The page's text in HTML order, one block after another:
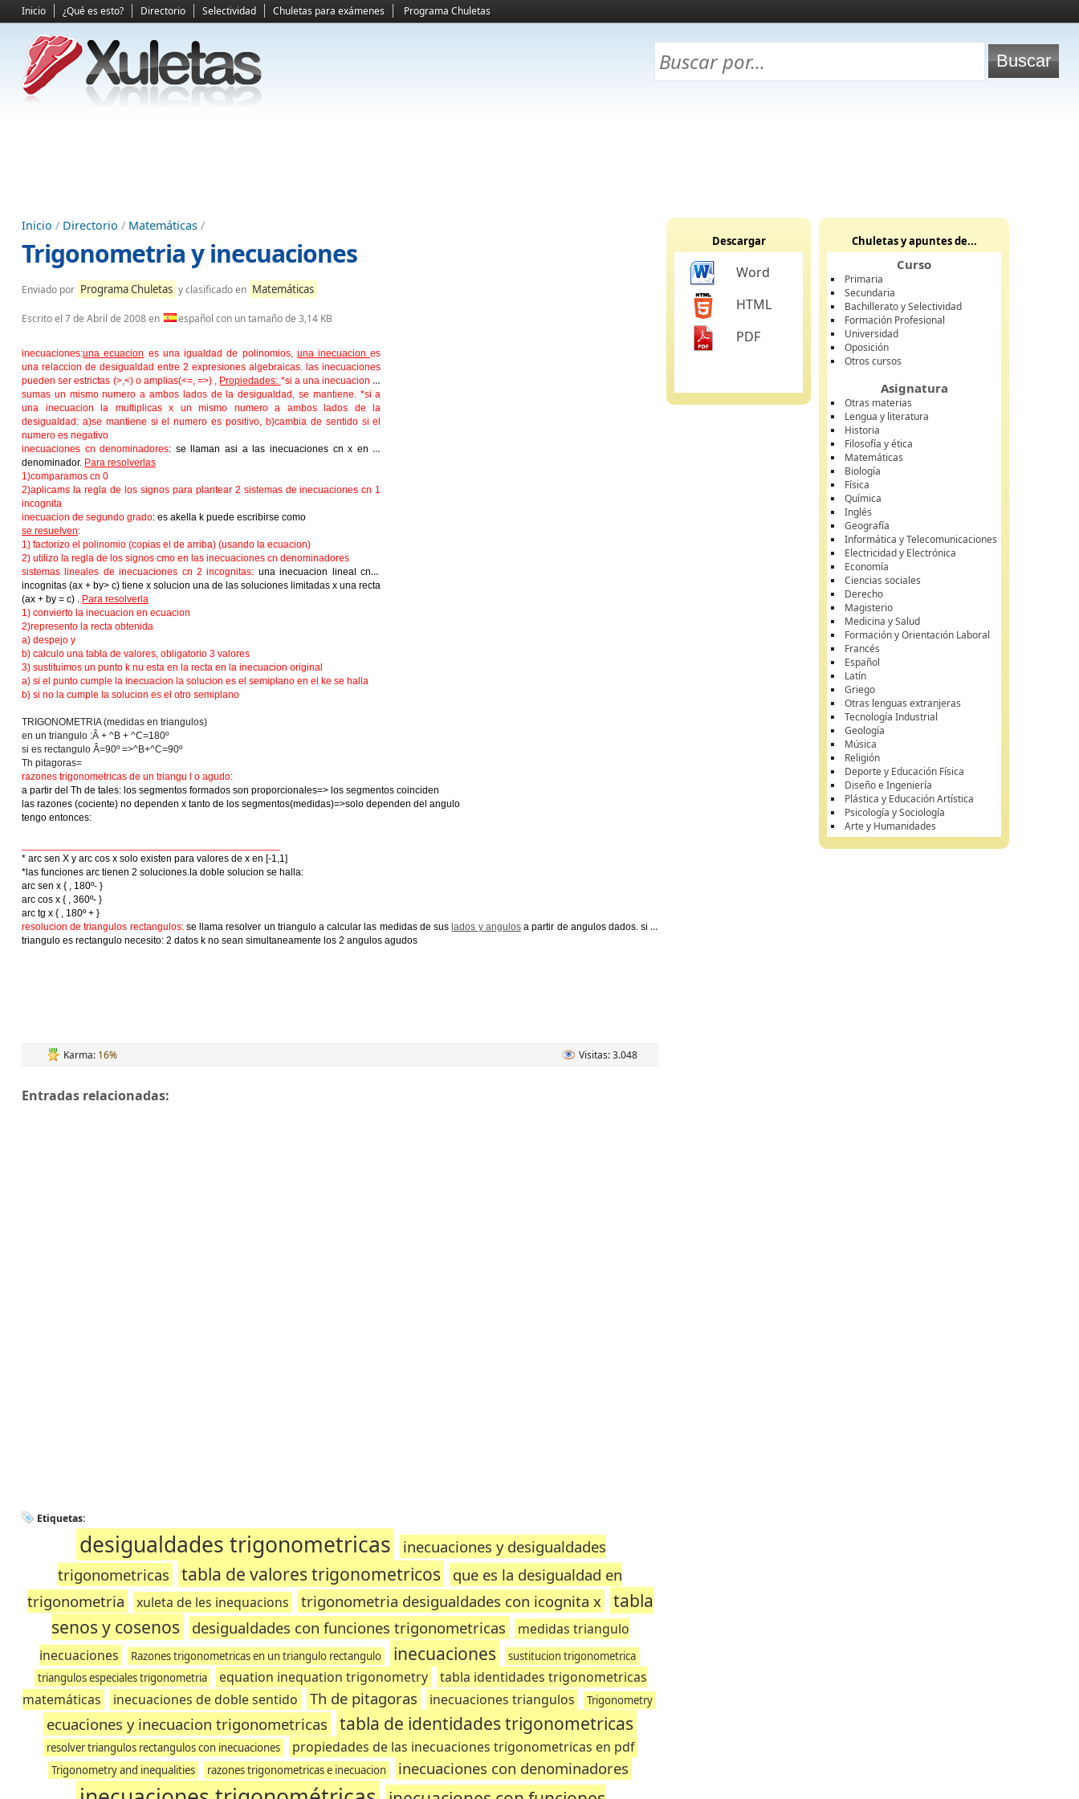
Inicio ¿Qué es esto? Directorio Selectividad Chuletas para exámenes Programa Chuletas
Inicio / Directorio / Matemáticas /
Trigonometria y inecuaciones
Enviado por Programa Chuletas y clasificado en Matemáticas
Escrito el 7 de Abril de 2008en español con un tamaño de 3,14 KB
inecuaciones:una ecuacion es una igualdad de polinomios, una inecuaciones
una relaccion de desigualdad entre 2 expresiones algebraicas. las inecuaciones
pueden ser estrictas (>,<) o amplias(<=, =>) , Propiedades: *si a una inecuacion le
sumas un mismo numero a ambos lados de la desigualdad, se mantiene. *si a
una inecuacion la multiplicas x un mismo numero a ambos lados de la
desigualdad: a)se mantiene si el numero es positivo, b)cambia de sentido si el
numero es negativo
inecuaciones cn denominadores: se llaman asi a las inecuaciones cn x en el
denominador. Para resolverlas
1)comparamos cn 0
2)aplicams la regla de los signos para plantear 2 sistemas de inecuaciones cn 1
incognita
inecuacion de segundo grado: es akella k puede escribirse como
se resuelven:
1) factorizo el polinomio (copias el de arriba) (usando la ecuacion)
2) utilizo la regla de los signos cmo en las inecuaciones cn denominadores
sistemas lineales de inecuaciones cn 2 incognitas: una inecuacion lineal cn 2
incognitas (ax + by> c) tiene x solucion una de las soluciones limitadas x una recta
(ax + by = c) . Para resolverla
1) convierto la inecuacion en ecuacion
2)represento la recta obtenida
a) despejo y
b) calculo una tabla de valores, obligatorio 3 valores
3) sustituimos un punto k nu esta en la recta en la inecuacion original
a) si el punto cumple la inecuacion la solucion es el semiplano en el ke se halla
b) si no la cumple la solucion es el otro semiplano
TRIGONOMETRIA (medidas en triangulos)
en un triangulo :Â + ^B + ^C=180º
si es rectangulo Â=90º =>^B+^C=90º
Th pitagoras=
razones trigonometricas de un triangu l o agudo:
a partir del Th de tales: los segmentos formados son proporcionales=> los segmentos coinciden
las razones (cociente) no dependen x tanto de los segmentos(medidas)=>solo dependen del angulo
tengo entonces:
* arc sen X y arc cos x solo existen para valores de x en [-1,1]
*las funciones arc tienen 2 soluciones.la doble solucion se halla:
arc sen x { , 180º- }
arc cos x { , 360º- }
arc tg x { , 180º + }
resolucion de triangulos rectangulos:se llama resolver un triangulo a calcular las medidas de sus lados y angulosa partir de angulos dados. si el
triangulo es rectangulo necesito: 2 datos k no sean simultaneamente los 2 angulos agudos
Karma: 16% Visitas: 3.048
Entradas relacionadas:
Etiquetas:
desigualdades trigonometricas
inecuaciones y desigualdades
trigonometricas
tabla de valores trigonometricos
que es la desigualdad en
trigonometria
xuleta de les inequacions trigonometria desigualdades con icognita x
tabla
senos y cosenos
desigualdades con funciones trigonometricas
medidas triangulo
inecuaciones
Razones trigonometricas en un triangulo rectangulo inecuaciones
sustitucion trigonometrica
triangulos especiales trigonometria
equation inequation trigonometry
tabla identidades trigonometricas
matemáticas
inecuaciones de doble sentido Th de pitagoras inecuaciones triangulos Trigonometry
ecuaciones y inecuacion trigonometricas tabla de identidades trigonometricas
resolver triangulos rectangulos con inecuaciones propiedades de las inecuaciones trigonometricas en pdf
Trigonometry and inequalities razones trigonometricas e inecuacion inecuaciones con denominadores
Descargar
Word
HTML
PDF
Chuletas y apuntes de...
Curso
Primaria
Secundaria
Bachillerato y Selectividad
Formación Profesional
Universidad
Oposición
Otros cursos
Asignatura
Otras materias
Lengua y literatura
Historia
Filosofía y ética
Matemáticas
Biología
Física
Química
Inglés
Geografía
Informática y Telecomunicaciones
Electricidad y Electrónica
Economía
Ciencias sociales
Derecho
Magisterio
Medicina y Salud
Formación y Orientación Laboral
Francés
Español
Latín
Griego
Otras lenguas extranjeras
Tecnología Industrial
Geología
Música
Religión
Deporte y Educación Física
Diseño e Ingeniería
Plástica y Educación Artística
Psicología y Sociología
Arte y Humanidades